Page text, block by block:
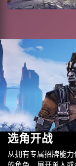
选角开战
从拥有专属招牌能